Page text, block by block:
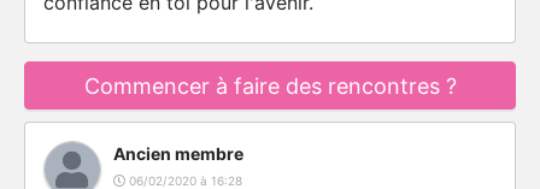
Commencer à faire des rencontres ?
Ancien membre
06/02/2020 à 16:28